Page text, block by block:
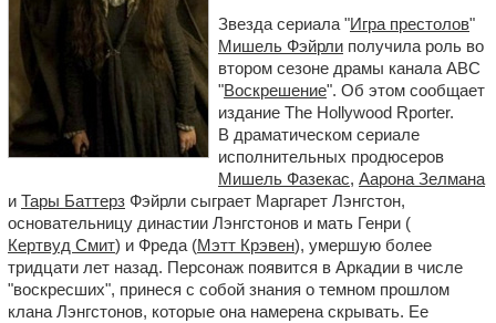
Звезда сериала "Игра престолов"
Мишель Фэйрли получила роль во
втором сезоне драмы канала ABC
"Воскрешение". Об этом сообщает
издание The Hollywood Rporter.
В драматическом сериале
исполнительных продюсеров
Мишель Фазекас, Аарона Зелмана
и Тары Баттерз Фэйрли сыграет Маргарет Лэнгстон,
основательницу династии Лэнгстонов и мать Генри (
Кертвуд Смит) и Фреда (Мэтт Крэвен), умершую более
тридцати лет назад. Персонаж появится в Аркадии в числе
"воскресших", принеся с собой знания о темном прошлом
клана Лэнгстонов, которые она намерена скрывать. Ее